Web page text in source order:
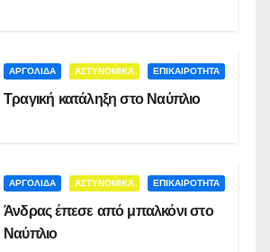
ΑΡΓΟΛΙΔΑ ΑΣΤΥΝΟΜΙΚΑ ΕΠΙΚΑΙΡΟΤΗΤΑ
Τραγική κατάληξη στο Ναύπλιο
ΑΡΓΟΛΙΔΑ ΑΣΤΥΝΟΜΙΚΑ ΕΠΙΚΑΙΡΟΤΗΤΑ
Άνδρας έπεσε από μπαλκόνι στο
Ναύπλιο